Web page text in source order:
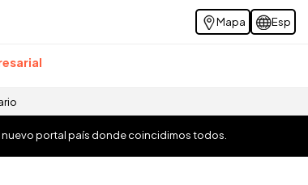
Mapa Esp
nuevo portal país donde coincidimos todos.